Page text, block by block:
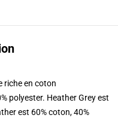
riche en coton
polyester. Heather Grey est
est 60% coton, 40%